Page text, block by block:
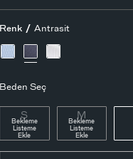
Renk / Antrasit
Beden Seç
S
Bekleme
Listeme
Ekle
M
Bekleme
Listeme
Ekle